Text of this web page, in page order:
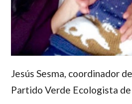
Jesús Sesma, coordinador
Partido Verde Ecologista